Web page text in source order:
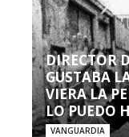
DIRECTOR
GUSTABA
VIERA LA
LO PUEDO
VANGUARDIA